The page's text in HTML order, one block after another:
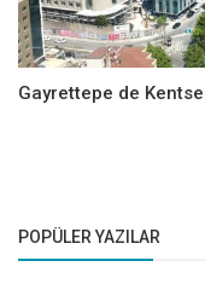
Gayrettepe de
POPÜLER YAZILAR